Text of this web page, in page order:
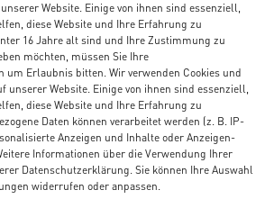
Website. Einige von ihnen sind essenziell,
diese Website und Ihre Erfahrung zu
16 Jahre alt sind und Ihre Zustimmung zu
möchten, müssen Sie Ihre
um Erlaubnis bitten. Wir verwenden Cookies und
unserer Website. Einige von ihnen sind essenziell,
diese Website und Ihre Erfahrung zu
Daten können verarbeitet werden (z. B. IP-
Anzeigen und Inhalte oder Anzeigen-
Informationen über die Verwendung Ihrer
Datenschutzerklärung. Sie können Ihre Auswahl
widerrufen oder anpassen.
habe ich bei Euch?
eine Ausbildung zum
zum Blechner zu machen.
seit neuestem auch das Biberacher-
werden eine Ausbildung (in unserem
und ein
Fall Energie-Ingenieurwesen)